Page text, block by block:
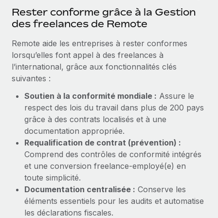
Remote Watchtower
Gardez un temps d’avance sur les risques en
Gestion des appareils
Achetez et suivez vos équipements informatiques
dans le monde entier
Création d’entité
Établissez des entités rapidement et en toute
conformité
Mobilité et déménagement international
Organisez facilement le déménagement de vos
employés
Avantages sociaux
Gérez facilement les avantages sociaux
BLOG
Paie multipays
EOR et PEO
Gestion des freelances
Taxes
Explorer le blog
BLOG
Mises à jour des produits de Remote :
Intégrations Gusto et Xero et Gestion des
freelances Plus
Remote a toujours pour mission d'aider les entreprises de
toute taille à embaucher, gérer et payer...
Rester conforme grâce à la Gestion
des freelances de Remote
Remote aide les entreprises à rester conformes
lorsqu’elles font appel à des freelances à
l’international, grâce aux fonctionnalités clés
suivantes :
Soutien à la conformité mondiale : Assure le
respect des lois du travail dans plus de 200 pays
grâce à des contrats localisés et à une
documentation appropriée.
Requalification de contrat (prévention) :
Comprend des contrôles de conformité intégrés
et une conversion freelance-employé(e) en
toute simplicité.
Documentation centralisée : Conserve les
éléments essentiels pour les audits et automatise
les déclarations fiscales.